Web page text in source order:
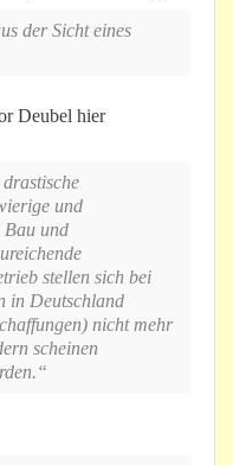
der Sicht eines
Deubel hier
drastische
und
Bau und
stellen sich bei
in Deutschland
nicht mehr
scheinen